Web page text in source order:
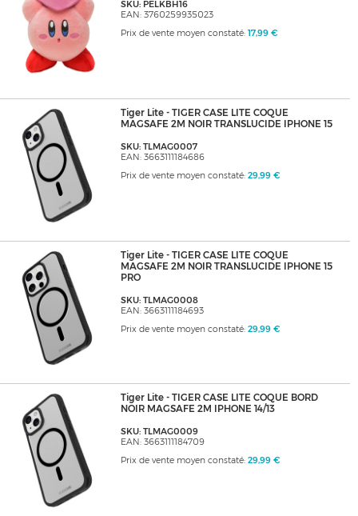
SKU: PELKBH16
EAN: 3760259935023
Prix de vente moyen constaté: 17,99 €
Tiger Lite - TIGER CASE LITE COQUE
MAGSAFE 2M NOIR TRANSLUCIDE IPHONE 15
SKU: TLMAG0007
EAN: 3663111184686
Prix de vente moyen constaté: 29,99 €
Tiger Lite - TIGER CASE LITE COQUE
MAGSAFE 2M NOIR TRANSLUCIDE IPHONE 15
PRO
SKU: TLMAG0008
EAN: 3663111184693
Prix de vente moyen constaté: 29,99 €
Tiger Lite - TIGER CASE LITE COQUE BORD
NOIR MAGSAFE 2M IPHONE 14/13
SKU: TLMAG0009
EAN: 3663111184709
Prix de vente moyen constaté: 29,99 €